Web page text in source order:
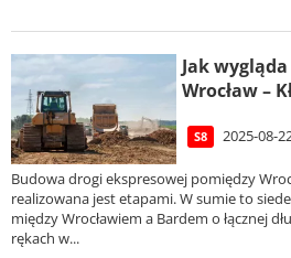
Jak
Wrocław –
S8 2025-08-
Budowa drogi ekspresowej pomiędzy
realizowana jest etapami. W sumie to
między Wrocławiem a Bardem o łącznej
rękach w...